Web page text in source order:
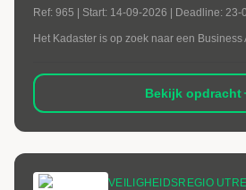
Ref: 965 | Start: 14-09-2026 | Deadline: 23-
Het Kadaster is op zoek naar een Business
Bekijk opdracht
VEILIGHEIDSREGIO